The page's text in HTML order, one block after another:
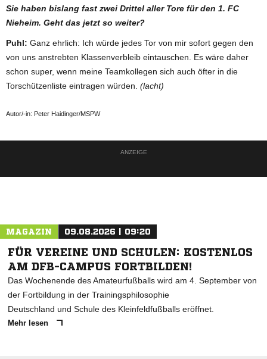
Sie haben bislang fast zwei Drittel aller Tore für den 1. FC
Nieheim. Geht das jetzt so weiter?
Puhl: Ganz ehrlich: Ich würde jedes Tor von mir sofort gegen den
von uns anstrebten Klassenverbleib eintauschen. Es wäre daher
schon super, wenn meine Teamkollegen sich auch öfter in die
Torschützenliste eintragen würden. (lacht)
Autor/-in: Peter Haidinger/MSPW
ANZEIGE
MAGAZIN 09.08.2026 | 09:20
FÜR VEREINE UND SCHULEN: KOSTENLOS
AM DFB-CAMPUS FORTBILDEN!
Das Wochenende des Amateurfußballs wird am 4. September von
der Fortbildung in der Trainingsphilosophie
Deutschland und Schule des Kleinfeldfußballs eröffnet.
Mehr lesen